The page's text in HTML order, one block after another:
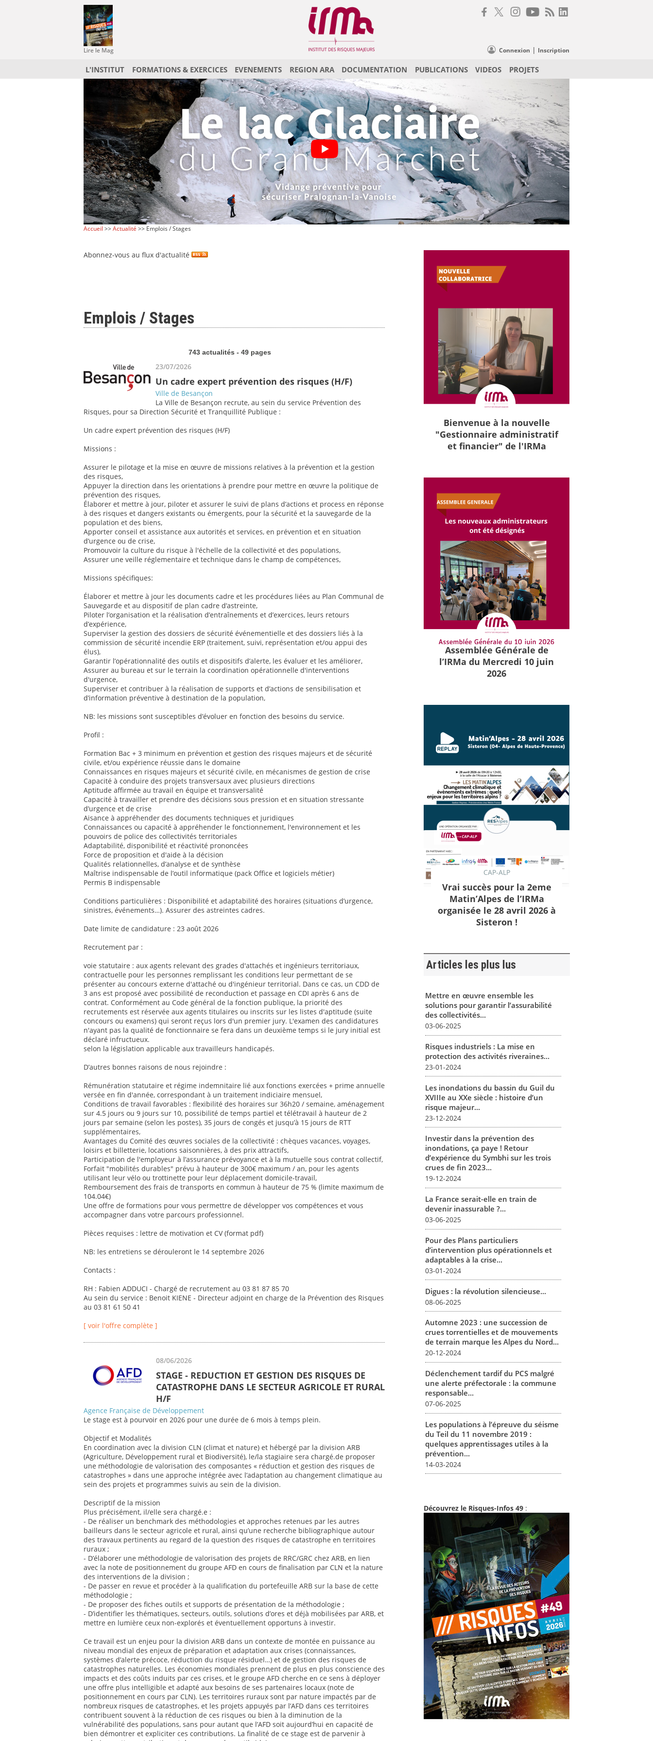
Lire le Mag Connexion | Inscription
L'INSTITUT FORMATIONS & EXERCICES EVENEMENTS REGION ARA DOCUMENTATION PUBLICATIONS VIDEOS PROJETS
Accueil >>Actualité >> Emplois / Stages
Abonnez-vous au flux d'actualité
Emplois / Stages
743 actualités - 49 pages
23/07/2026
Un cadre expert prévention des risques (H/F)
Ville de Besançon
La Ville de Besançon recrute, au sein du service Prévention des
Risques, pour sa Direction Sécurité et Tranquillité Publique :
Un cadre expert prévention des risques (H/F)
Missions :
Assurer le pilotage et la mise en œuvre de missions relatives à la prévention et la gestion
des risques,
Appuyer la direction dans les orientations à prendre pour mettre en œuvre la politique de
prévention des risques,
Élaborer et mettre à jour, piloter et assurer le suivi de plans d’actions et process en réponse
à des risques et dangers existants ou émergents, pour la sécurité et la sauvegarde de la
population et des biens,
Apporter conseil et assistance aux autorités et services, en prévention et en situation
d’urgence ou de crise,
Promouvoir la culture du risque à l'échelle de la collectivité et des populations,
Assurer une veille réglementaire et technique dans le champ de compétences,
Missions spécifiques:
Élaborer et mettre à jour les documents cadre et les procédures liées au Plan Communal de
Sauvegarde et au dispositif de plan cadre d’astreinte,
Piloter l’organisation et la réalisation d’entraînements et d’exercices, leurs retours
d’expérience,
Superviser la gestion des dossiers de sécurité événementielle et des dossiers liés à la
commission de sécurité incendie ERP (traitement, suivi, représentation et/ou appui des
élus),
Garantir l’opérationnalité des outils et dispositifs d’alerte, les évaluer et les améliorer,
Assurer au bureau et sur le terrain la coordination opérationnelle d'interventions
d'urgence,
Superviser et contribuer à la réalisation de supports et d’actions de sensibilisation et
d’information préventive à destination de la population,
NB: les missions sont susceptibles d’évoluer en fonction des besoins du service.
Profil :
Formation Bac + 3 minimum en prévention et gestion des risques majeurs et de sécurité
civile, et/ou expérience réussie dans le domaine
Connaissances en risques majeurs et sécurité civile, en mécanismes de gestion de crise
Capacité à conduire des projets transversaux avec plusieurs directions
Aptitude affirmée au travail en équipe et transversalité
Capacité à travailler et prendre des décisions sous pression et en situation stressante
d’urgence et de crise
Aisance à appréhender des documents techniques et juridiques
Connaissances ou capacité à appréhender le fonctionnement, l'environnement et les
pouvoirs de police des collectivités territoriales
Adaptabilité, disponibilité et réactivité prononcées
Force de proposition et d'aide à la décision
Qualités relationnelles, d’analyse et de synthèse
Maîtrise indispensable de l’outil informatique (pack Office et logiciels métier)
Permis B indispensable
Conditions particulières : Disponibilité et adaptabilité des horaires (situations d’urgence,
sinistres, événements…). Assurer des astreintes cadres.
Date limite de candidature : 23 août 2026
Recrutement par :
voie statutaire : aux agents relevant des grades d'attachés et ingénieurs territoriaux,
contractuelle pour les personnes remplissant les conditions leur permettant de se
présenter au concours externe d'attaché ou d'ingénieur territorial. Dans ce cas, un CDD de
3 ans est proposé avec possibilité de reconduction et passage en CDI après 6 ans de
contrat. Conformément au Code général de la fonction publique, la priorité des
recrutements est réservée aux agents titulaires ou inscrits sur les listes d'aptitude (suite
concours ou examens) qui seront reçus lors d'un premier jury. L'examen des candidatures
n'ayant pas la qualité de fonctionnaire se fera dans un deuxième temps si le jury initial est
déclaré infructueux.
selon la législation applicable aux travailleurs handicapés.
D’autres bonnes raisons de nous rejoindre :
Rémunération statutaire et régime indemnitaire lié aux fonctions exercées + prime annuelle
versée en fin d'année, correspondant à un traitement indiciaire mensuel,
Conditions de travail favorables : flexibilité des horaires sur 36h20 / semaine, aménagement
sur 4.5 jours ou 9 jours sur 10, possibilité de temps partiel et télétravail à hauteur de 2
jours par semaine (selon les postes), 35 jours de congés et jusqu’à 15 jours de RTT
supplémentaires,
Avantages du Comité des œuvres sociales de la collectivité : chèques vacances, voyages,
loisirs et billetterie, locations saisonnières, à des prix attractifs,
Participation de l'employeur à l’assurance prévoyance et à la mutuelle sous contrat collectif,
Forfait "mobilités durables" prévu à hauteur de 300€ maximum / an, pour les agents
utilisant leur vélo ou trottinette pour leur déplacement domicile-travail,
Remboursement des frais de transports en commun à hauteur de 75 % (limite maximum de
104.04€)
Une offre de formations pour vous permettre de développer vos compétences et vous
accompagner dans votre parcours professionnel.
Pièces requises : lettre de motivation et CV (format pdf)
NB: les entretiens se dérouleront le 14 septembre 2026
Contacts :
RH : Fabien ADDUCI - Chargé de recrutement au 03 81 87 85 70
Au sein du service : Benoit KIENE - Directeur adjoint en charge de la Prévention des Risques
au 03 81 61 50 41
[ voir l'offre complète ]
08/06/2026
STAGE - REDUCTION ET GESTION DES RISQUES DE
CATASTROPHE DANS LE SECTEUR AGRICOLE ET RURAL
H/F
Agence Française de Développement
Le stage est à pourvoir en 2026 pour une durée de 6 mois à temps plein.
Objectif et Modalités
En coordination avec la division CLN (climat et nature) et hébergé par la division ARB
(Agriculture, Développement rural et Biodiversité), le/la stagiaire sera chargé.de proposer
une méthodologie de valorisation des composantes « réduction et gestion des risques de
catastrophes » dans une approche intégrée avec l’adaptation au changement climatique au
sein des projets et programmes suivis au sein de la division.
Descriptif de la mission
Plus précisément, il/elle sera chargé.e :
- De réaliser un benchmark des méthodologies et approches retenues par les autres
bailleurs dans le secteur agricole et rural, ainsi qu’une recherche bibliographique autour
des travaux pertinents au regard de la question des risques de catastrophe en territoires
ruraux ;
- D’élaborer une méthodologie de valorisation des projets de RRC/GRC chez ARB, en lien
avec la note de positionnement du groupe AFD en cours de finalisation par CLN et la nature
des interventions de la division ;
- De passer en revue et procéder à la qualification du portefeuille ARB sur la base de cette
méthodologie ;
- De proposer des fiches outils et supports de présentation de la méthodologie ;
- D’identifier les thématiques, secteurs, outils, solutions d’ores et déjà mobilisées par ARB, et
mettre en lumière ceux non-explorés et éventuellement opportuns à investir.
Ce travail est un enjeu pour la division ARB dans un contexte de montée en puissance au
niveau mondial des enjeux de préparation et adaptation aux crises (connaissances,
systèmes d’alerte précoce, réduction du risque résiduel…) et de gestion des risques de
catastrophes naturelles. Les économies mondiales prennent de plus en plus conscience des
impacts et des coûts induits par ces crises, et le groupe AFD cherche en ce sens à déployer
une offre plus intelligible et adapté aux besoins de ses partenaires locaux (note de
positionnement en cours par CLN). Les territoires ruraux sont par nature impactés par de
nombreux risques de catastrophes, et les projets appuyés par l’AFD dans ces territoires
contribuent souvent à la réduction de ces risques ou bien à la diminution de la
vulnérabilité des populations, sans pour autant que l’AFD soit aujourd’hui en capacité de
bien démontrer et expliciter ces contributions. La finalité de ce stage est de parvenir à
Bienvenue à la nouvelle
"Gestionnaire administratif
et financier" de l'IRMa
Assemblée Générale de
l’IRMa du Mercredi 10 juin
2026
CAP-ALP
Vrai succès pour la 2eme
Matin’Alpes de l’IRMa
organisée le 28 avril 2026 à
Sisteron !
Articles les plus lus
Mettre en œuvre ensemble les
solutions pour garantir l’assurabilité
des collectivités...
03-06-2025
Risques industriels : La mise en
protection des activités riveraines...
23-01-2024
Les inondations du bassin du Guil du
XVIIIe au XXe siècle : histoire d’un
risque majeur...
23-12-2024
Investir dans la prévention des
inondations, ça paye ! Retour
d’expérience du Symbhi sur les trois
crues de fin 2023...
19-12-2024
La France serait-elle en train de
devenir inassurable ?...
03-06-2025
Pour des Plans particuliers
d’intervention plus opérationnels et
adaptables à la crise...
03-01-2024
Digues : la révolution silencieuse...
08-06-2025
Automne 2023 : une succession de
crues torrentielles et de mouvements
de terrain marque les Alpes du Nord...
20-12-2024
Déclenchement tardif du PCS malgré
une alerte préfectorale : la commune
responsable...
07-06-2025
Les populations à l’épreuve du séisme
du Teil du 11 novembre 2019 :
quelques apprentissages utiles à la
prévention...
14-03-2024
Découvrez le Risques-Infos 49 :